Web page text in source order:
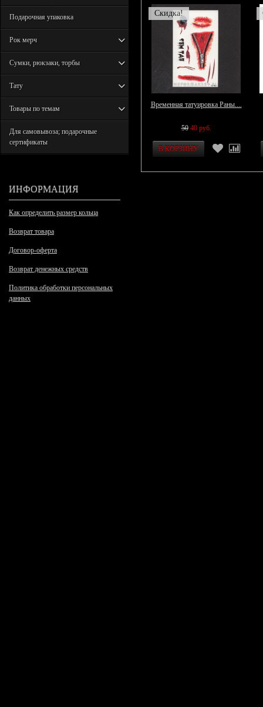
Подарочная упаковка
Рок мерч
Сумки, рюкзаки, торбы
Тату
Товары по темам
Для самовывоза; подарочные
сертификаты
ИНФОРМАЦИЯ
Как определить размер кольца
Возврат товара
Договор-оферта
Возврат денежных средств
Политика обработки персональных
данных
Скидка!
Временная татуировка Раны....
50 40 руб.